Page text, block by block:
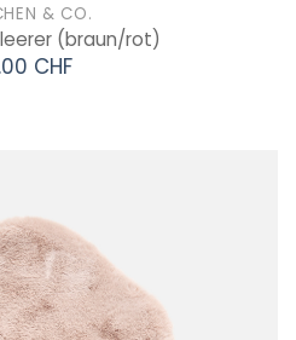
& CO.
(braun/rot)
CHF